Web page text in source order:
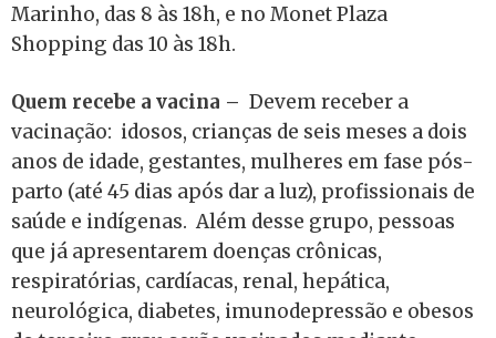
Marinho, das 8 às 18h, e no Monet Plaza
Shopping das 10 às 18h.
Quem recebe a vacina – Devem receber a
vacinação: idosos, crianças de seis meses a dois
anos de idade, gestantes, mulheres em fase pós-
parto (até 45 dias após dar a luz), profissionais de
saúde e indígenas. Além desse grupo, pessoas
que já apresentarem doenças crônicas,
respiratórias, cardíacas, renal, hepática,
neurológica, diabetes, imunodepressão e obesos